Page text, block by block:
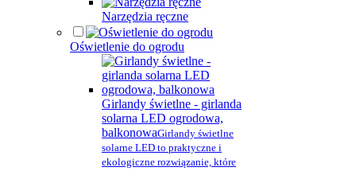
Narzędzia ręczne
Oświetlenie do ogrodu
Girlandy świetlne - girlanda
solarna LED ogrodowa,
balkonowaGirlandy świetlne
solarne LED to praktyczne i
ekologiczne rozwiązanie, które